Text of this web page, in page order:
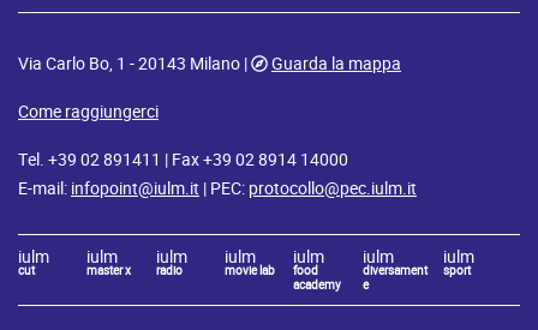
Via Carlo Bo, 1 - 20143 Milano |
Guarda la mappa
Come raggiungerci
Tel. +39 02 891411 | Fax +39 02 8914 14000
E-mail: infopoint@iulm.it | PEC: protocollo@pec.iulm.it
iulm
cut
iulm
master x
iulm
radio
iulm
movie lab
iulm
food
academy
iulm
diversament
e
iulm
sport